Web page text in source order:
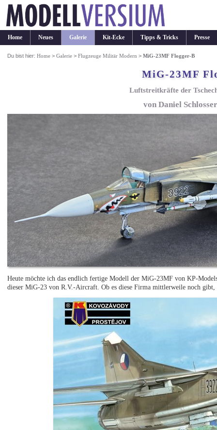
Home Neues Galerie Kit-Ecke Tipps & Tricks Presse
Du bist hier:Home >Galerie >Flugzeuge Militär Modern >MiG-23MF Flogger-B
MiG-23MF
Luftstreitkräfte der
von Daniel
Heute möchte ich das endlich fertige Modell der MiG-23MF von KP-
dieser MiG-23 von R.V.-Aircraft. Ob es diese Firma mittlerweile noch gibt,